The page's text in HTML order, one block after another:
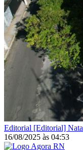
Editorial [Editorial]
16/08/2025 às 04:53